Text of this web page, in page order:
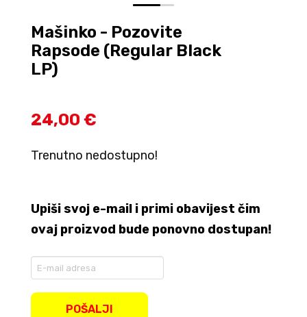
0 1
Mašinko - Pozovite
Rapsode (Regular Black
LP)
24,00 €
Trenutno nedostupno!
Upiši svoj e-mail i primi obavijest čim
ovaj proizvod bude ponovno dostupan!
your
POŠALJI